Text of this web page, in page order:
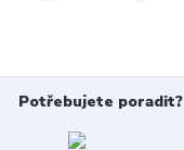
Potřebujete poradit?